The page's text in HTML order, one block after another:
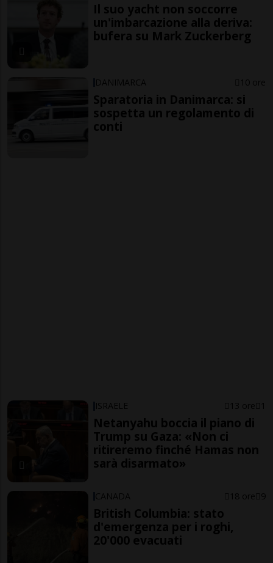
Il suo yacht non soccorre
un'imbarcazione alla deriva:
bufera su Mark Zuckerberg
DANIMARCA 10 ore
Sparatoria in Danimarca: si
sospetta un regolamento di
conti
ISRAELE 13 ore 1
Netanyahu boccia il piano di
Trump su Gaza: «Non ci
ritireremo finché Hamas non
sarà disarmato»
CANADA 18 ore 9
British Columbia: stato
d'emergenza per i roghi,
20'000 evacuati